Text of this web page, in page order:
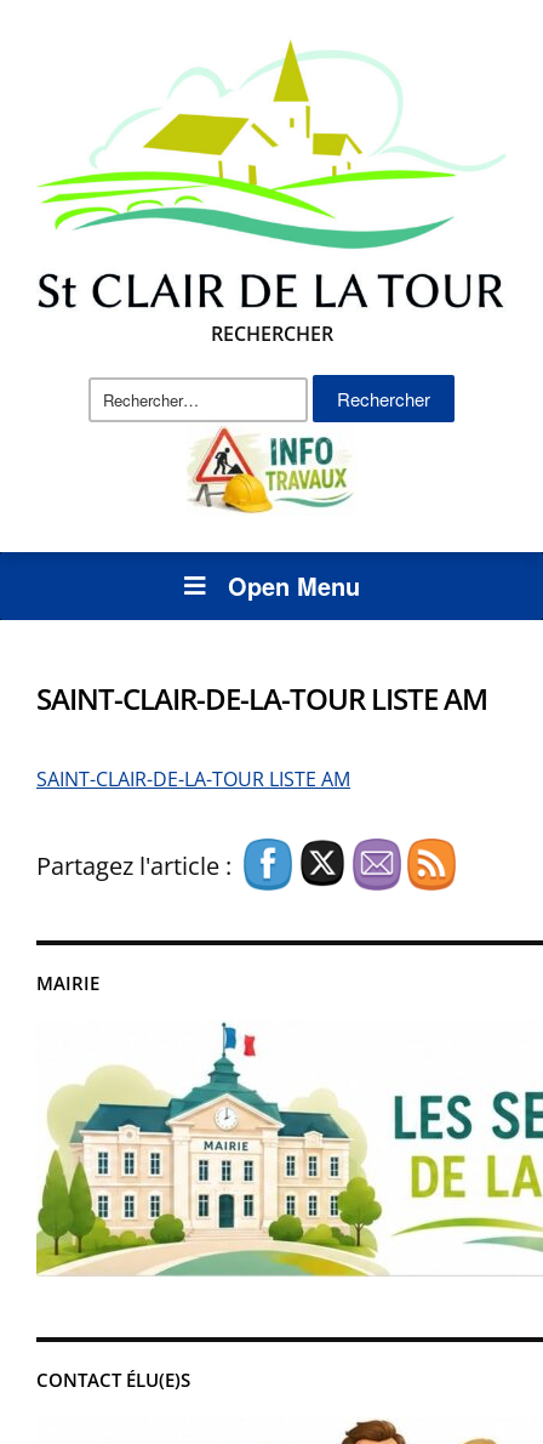
RECHERCHER
Rechercher :
Open Menu
MAIRIE
CONTACT ÉLU(E)S
SAINT-CLAIR-DE-LA-TOUR LISTE AM
SAINT-CLAIR-DE-LA-TOUR LISTE AM
Partagez l'article :